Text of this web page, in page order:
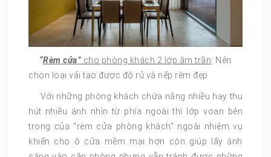
“Rèm cửa” cho phòng khách 2 lớp âm trần: Nên
chọn loại vải tạo được độ rủ và nếp rèm đẹp
Với những phòng khách chứa nắng nhiều hay thu
hút nhiều ánh nhìn từ phía ngoài thì lớp voan bên
trong của “rèm cửa phòng khách” ngoài nhiệm vụ
khiến cho ô cửa mềm mại hơn còn giúp lấy ánh